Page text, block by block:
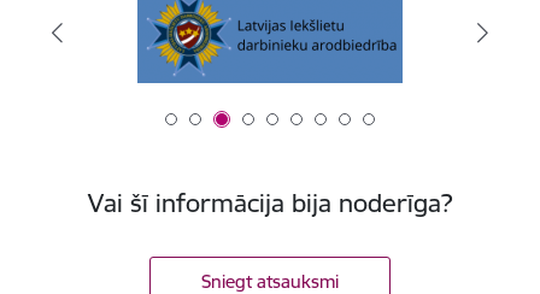
Vai šī informācija bija noderīga?
Sniegt atsauksmi